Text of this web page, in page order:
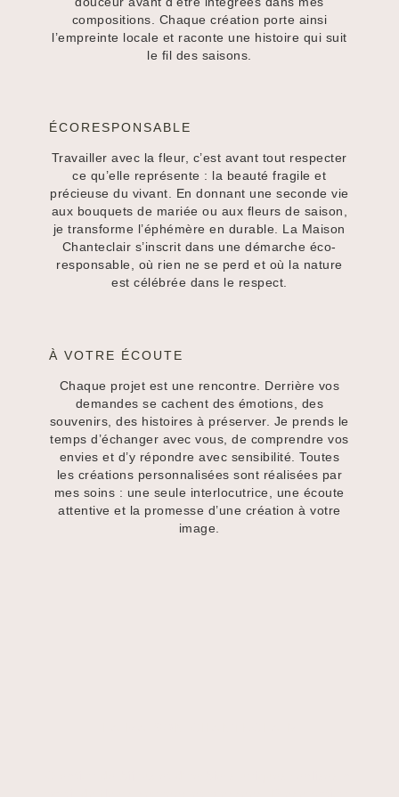
compositions. Chaque création porte ainsi
l’empreinte locale et raconte une histoire qui suit
le fil des saisons.
ÉCORESPONSABLE
Travailler avec la fleur, c’est avant tout respecter
ce qu’elle représente : la beauté fragile et
précieuse du vivant. En donnant une seconde vie
aux bouquets de mariée ou aux fleurs de saison,
je transforme l’éphémère en durable. La Maison
Chanteclair s’inscrit dans une démarche éco-
responsable, où rien ne se perd et où la nature
est célébrée dans le respect.
À VOTRE ÉCOUTE
Chaque projet est une rencontre. Derrière vos
demandes se cachent des émotions, des
souvenirs, des histoires à préserver. Je prends le
temps d’échanger avec vous, de comprendre vos
envies et d’y répondre avec sensibilité. Toutes
les créations personnalisées sont réalisées par
mes soins : une seule interlocutrice, une écoute
attentive et la promesse d’une création à votre
image.